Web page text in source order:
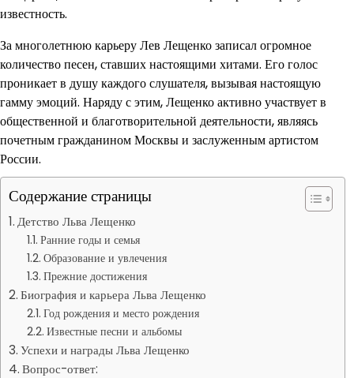
известность.
За многолетнюю карьеру Лев Лещенко записал огромное
количество песен, ставших настоящими хитами. Его голос
проникает в душу каждого слушателя, вызывая настоящую
гамму эмоций. Наряду с этим, Лещенко активно участвует в
общественной и благотворительной деятельности, являясь
почетным гражданином Москвы и заслуженным артистом
России.
Содержание страницы
Детство Льва Лещенко
Ранние годы и семья
Образование и увлечения
Прежние достижения
Биография и карьера Льва Лещенко
Год рождения и место рождения
Известные песни и альбомы
Успехи и награды Льва Лещенко
Вопрос-ответ: